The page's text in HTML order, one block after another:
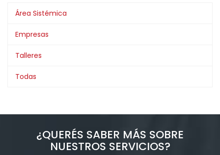
Área Sistémica
Empresas
Talleres
Todas
¿QUERÉS SABER MÁS SOBRE
NUESTROS SERVICIOS?